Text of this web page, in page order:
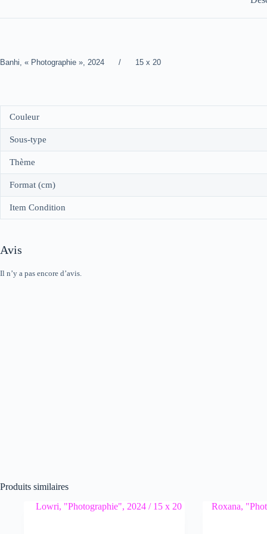
Banhi, « Photographie », 2024 / 15 x 20
Couleur
Sous-type
Thème
Format (cm)
Item Condition
Avis
Il n’y a pas encore d’avis.
Produits similaires